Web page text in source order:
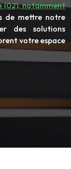
(02), notamment
de mettre notre
des solutions
votre espace